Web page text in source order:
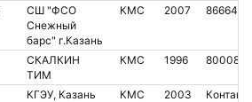
СШ "ФСО
Снежный
барс" г.Казань
КМС 2007 8666481
СКАЛКИН
ТИМ
КМС 1996 8000806
КГЭУ, Казань КМС 2003
Контакт.